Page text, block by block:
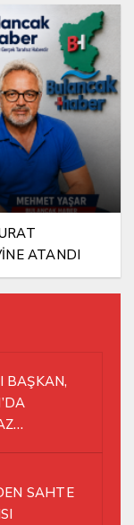
ATANDI
BAŞKAN,
SAHTE